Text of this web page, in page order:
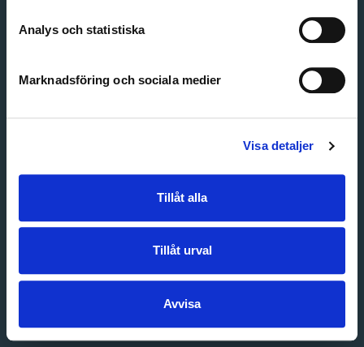
Analys och statistiska
Marknadsföring och sociala medier
Visa detaljer
Tillåt alla
Tillåt urval
Avvisa
Customer service